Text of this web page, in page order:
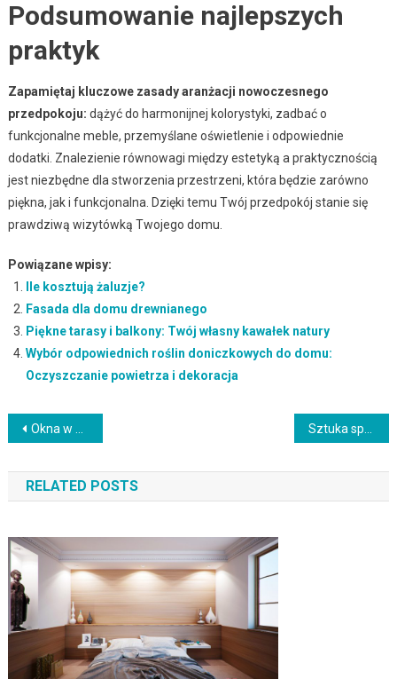
Podsumowanie najlepszych
praktyk
Zapamiętaj kluczowe zasady aranżacji nowoczesnego
przedpokoju: dążyć do harmonijnej kolorystyki, zadbać o
funkcjonalne meble, przemyślane oświetlenie i odpowiednie
dodatki. Znalezienie równowagi między estetyką a praktycznością
jest niezbędne dla stworzenia przestrzeni, która będzie zarówno
piękna, jak i funkcjonalna. Dzięki temu Twój przedpokój stanie się
prawdziwą wizytówką Twojego domu.
Powiązane wpisy:
Ile kosztują żaluzje?
Fasada dla domu drewnianego
Piękne tarasy i balkony: Twój własny kawałek natury
Wybór odpowiednich roślin doniczkowych do domu:
Oczyszczanie powietrza i dekoracja
Nawigacja
wpisu
Okna w Twoim Domu: Jak Wybrać Idealne Rozwiązanie dla Komfortu i Efektywności Energetycznej
RELATED POSTS